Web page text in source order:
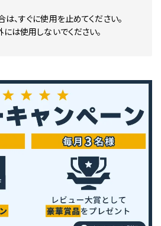
、すぐに使用を止めてください。
は使用しないでください。